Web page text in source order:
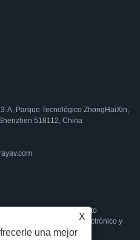
A, Parque Tecnológico ZhongHaiXin,
518112, China
PTZ, cámara de seguimiento
déjenos su correo electrónico y
las 24 horas.
X
una mejor